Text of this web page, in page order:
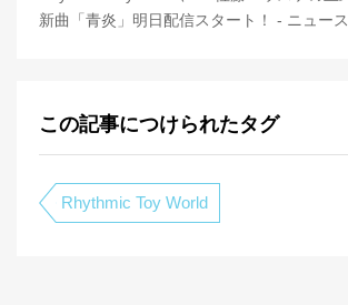
新曲「青炎」明日配信スタート！ - ニュース
この記事につけられたタグ
Rhythmic Toy World